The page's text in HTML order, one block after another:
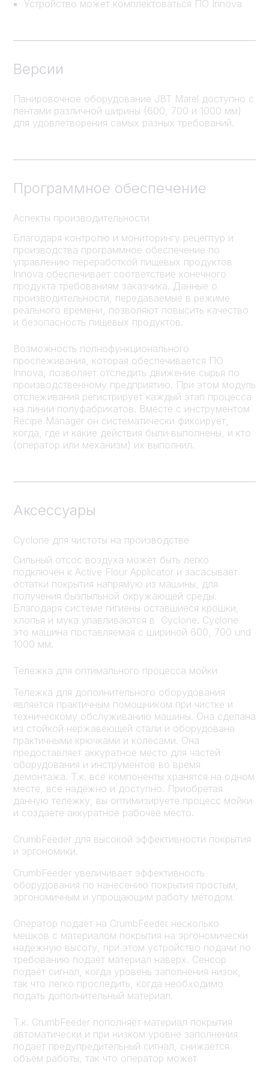
Устройство может комплектоваться ПО Innova
Версии
Панировочное оборудование JBT Marel доступно с
лентами различной ширины (600, 700 и 1000 мм)
для удовлетворения самых разных требований.
Программное обеспечение
Аспекты производительности
Благодаря контролю и мониторингу рецептур и
производства программное обеспечение по
управлению переработкой пищевых продуктов
Innova обеспечивает соответствие конечного
продукта требованиям заказчика. Данные о
производительности, передаваемые в режиме
реального времени, позволяют повысить качество
и безопасность пищевых продуктов.
Возможность полнофункционального
прослеживания, которая обеспечивается ПО
Innova, позволяет отследить движение сырья по
производственному предприятию. При этом модуль
отслеживания регистрирует каждый этап процесса
на линии полуфабрикатов. Вместе с инструментом
Recipe Manager он систематически фиксирует,
когда, где и какие действия были выполнены, и кто
(оператор или механизм) их выполнил.
Аксессуары
Cyclone для чистоты на производстве
Сильный отсос воздуха может быть легко
подключён к Active Flour Applicator и засасывает
остатки покрытия напрямую из машины, для
получения бызпыльной окружающей среды.
Благодаря системе гигиены оставшиеся крошки,
хлопья и мука улавливаются в Cyclone. Cyclone
это машина поставляемая с шириной 600, 700 und
1000 мм.
Тележка для оптимального процесса мойки
Тележка для дополнительного оборудования
является практичным помощником при чистке и
техническому обслуживанию машины. Она сделана
из стойкой нержавеющей стали и оборудована
практичными крючками и колёсами. Она
предоставляет аккуратное место для частей
оборудования и инструментов во время
демонтажа. Т.к. все компоненты хранятся на одном
месте, всё надёжно и доступно. Приобретая
данную тележку, вы оптимизируете процесс мойки
и создаёте аккуратное рабочее место.
CrumbFeeder для высокой эффективности покрытия
и эргономики.
CrumbFeeder увеличивает эффективность
оборудования по нанесению покрытия простым,
эргономичным и упрощающим работу методом.
Оператор подаёт на CrumbFeeder несколько
мешков с материалом покрытия на эргономически
надёжную высоту, при этом устройство подачи по
требованию подаёт материал наверх. Сенсор
подаёт сигнал, когда уровень заполнения низок,
так что легко проследить, когда необходимо
подать дополнительный материал.
Т.к. CrumbFeeder пополняет материал покрытия
автоматически и при низком уровне заполнения
подаёт предупредительный сигнал, снижается
объём работы, так что оператор может